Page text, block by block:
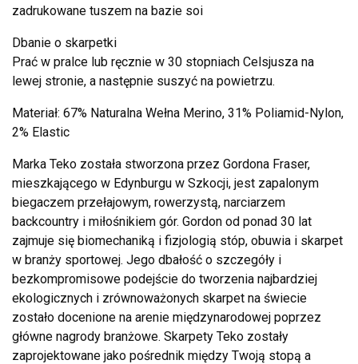
zadrukowane tuszem na bazie soi
Dbanie o skarpetki
Prać w pralce lub ręcznie w 30 stopniach Celsjusza na
lewej stronie, a następnie suszyć na powietrzu.
Materiał: 67% Naturalna Wełna Merino, 31% Poliamid-Nylon,
2% Elastic
Marka Teko została stworzona przez Gordona Fraser,
mieszkającego w Edynburgu w Szkocji, jest zapalonym
biegaczem przełajowym, rowerzystą, narciarzem
backcountry i miłośnikiem gór. Gordon od ponad 30 lat
zajmuje się biomechaniką i fizjologią stóp, obuwia i skarpet
w branży sportowej. Jego dbałość o szczegóły i
bezkompromisowe podejście do tworzenia najbardziej
ekologicznych i zrównoważonych skarpet na świecie
zostało docenione na arenie międzynarodowej poprzez
główne nagrody branżowe. Skarpety Teko zostały
zaprojektowane jako pośrednik między Twoją stopą a